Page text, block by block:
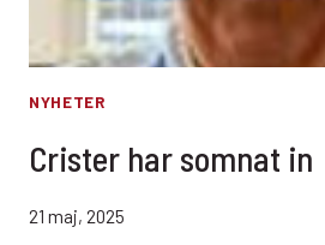
NYHETER
Crister har somnat in
21 maj, 2025